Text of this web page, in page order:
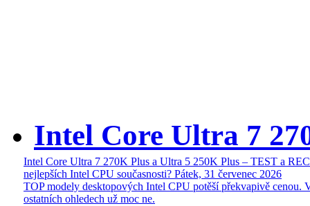
Intel Core Ultra 7
Intel Core Ultra 7 270K Plus a Ultra 5 250K Plus – TEST a
nejlepších Intel CPU současnosti? Pátek, 31 červenec 2026
TOP modely desktopových Intel CPU potěší překvapivě cenou.
ostatních ohledech už moc ne.